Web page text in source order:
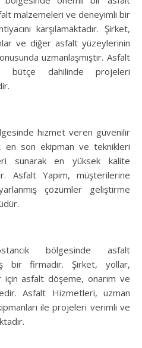
malzemeleri ve deneyimli bir
karşılamaktadır. Şirket,
ve diğer asfalt yüzeylerinin
uzmanlaşmıştır. Asfalt
bütçe dahilinde projeleri
hizmet veren güvenilir
en son ekipman ve teknikleri
sunarak en yüksek kalite
Asfalt Yapım, müşterilerine
çözümler geliştirme
bölgesinde asfalt
bir firmadır. Şirket, yollar,
asfalt döşeme, onarım ve
Asfalt Hizmetleri, uzman
ile projeleri verimli ve